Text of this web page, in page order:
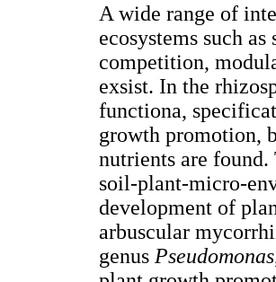
A wide range of
ecosystems such
competition,
exsist. In the
functiona,
growth promotion,
nutrients are
soil-plant-micro-
development of
arbuscular
genus Pseudomonas